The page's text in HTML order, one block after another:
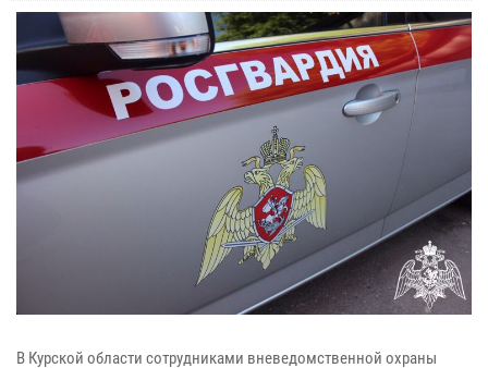
В Курской области сотрудниками вневедомственной охраны